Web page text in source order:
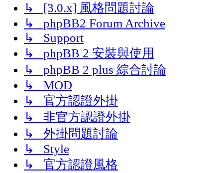
↳ [3.0.x] 風格問題討論
↳ phpBB2 Forum Archive
↳ Support
↳ phpBB 2 安裝與使用
↳ phpBB 2 plus 綜合討論
↳ MOD
↳ 官方認證外掛
↳ 非官方認證外掛
↳ 外掛問題討論
↳ Style
↳ 官方認證風格